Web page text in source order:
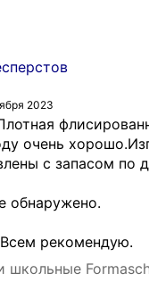
2023
очень
с запасом по
обнаружено.
Всем рекомендую.